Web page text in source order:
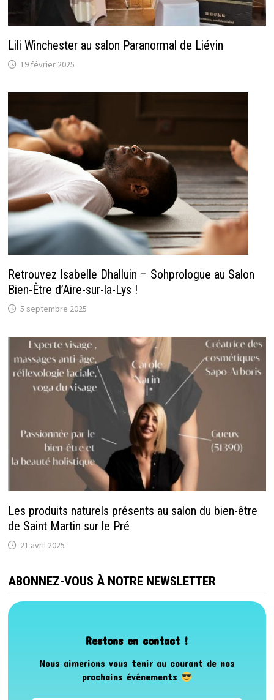
Lili Winchester au salon Paranormal de Liévin
19 février 2025
Retrouvez Isabelle Dhalluin – Sohprologue au Salon
Bien-Être d’Aire-sur-la-Lys !
5 septembre 2025
Les produits naturels présents au salon du bien-être
de Saint Martin sur le Pré
21 avril 2025
ABONNEZ-VOUS À NOTRE NEWSLETTER
Restons en contact !
Nous aimerions vous tenir au courant de nos
prochains événements